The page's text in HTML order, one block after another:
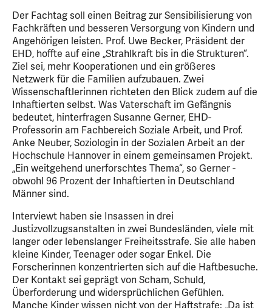
Der Fachtag soll einen Beitrag zur Sensibilisierung von
Fachkräften und besseren Versorgung von Kindern und
Angehörigen leisten. Prof. Uwe Becker, Präsident der
EHD, hoffte auf eine „Strahlkraft bis in die Strukturen“.
Ziel sei, mehr Kooperationen und ein größeres
Netzwerk für die Familien aufzubauen. Zwei
Wissenschaftlerinnen richteten den Blick zudem auf die
Inhaftierten selbst. Was Vaterschaft im Gefängnis
bedeutet, hinterfragen Susanne Gerner, EHD-
Professorin am Fachbereich Soziale Arbeit, und Prof.
Anke Neuber, Soziologin in der Sozialen Arbeit an der
Hochschule Hannover in einem gemeinsamen Projekt.
„Ein weitgehend unerforschtes Thema“, so Gerner -
obwohl 96 Prozent der Inhaftierten in Deutschland
Männer sind.
Interviewt haben sie Insassen in drei
Justizvollzugsanstalten in zwei Bundesländen, viele mit
langer oder lebenslanger Freiheitsstrafe. Sie alle haben
kleine Kinder, Teenager oder sogar Enkel. Die
Forscherinnen konzentrierten sich auf die Haftbesuche.
Der Kontakt sei geprägt von Scham, Schuld,
Überforderung und widersprüchlichen Gefühlen.
Manche Kinder wissen nicht von der Haftstrafe: „Da ist